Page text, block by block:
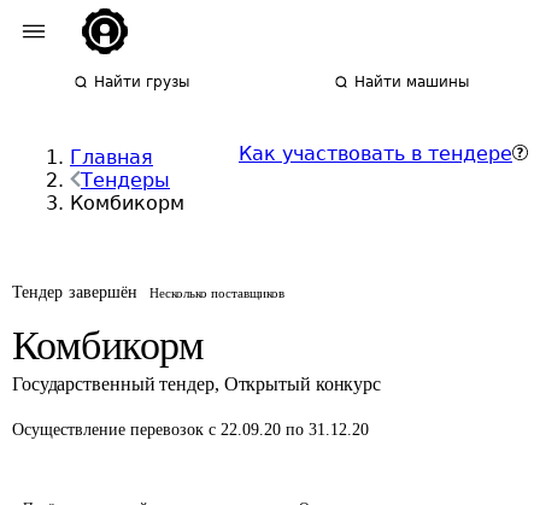
Найти грузы Найти машины
Главная
Тендеры
Комбикорм
Как участвовать в тендере
Тендер завершён Несколько поставщиков
Комбикорм
Государственный тендер, Открытый конкурс
Осуществление перевозок с 22.09.20 по 31.12.20